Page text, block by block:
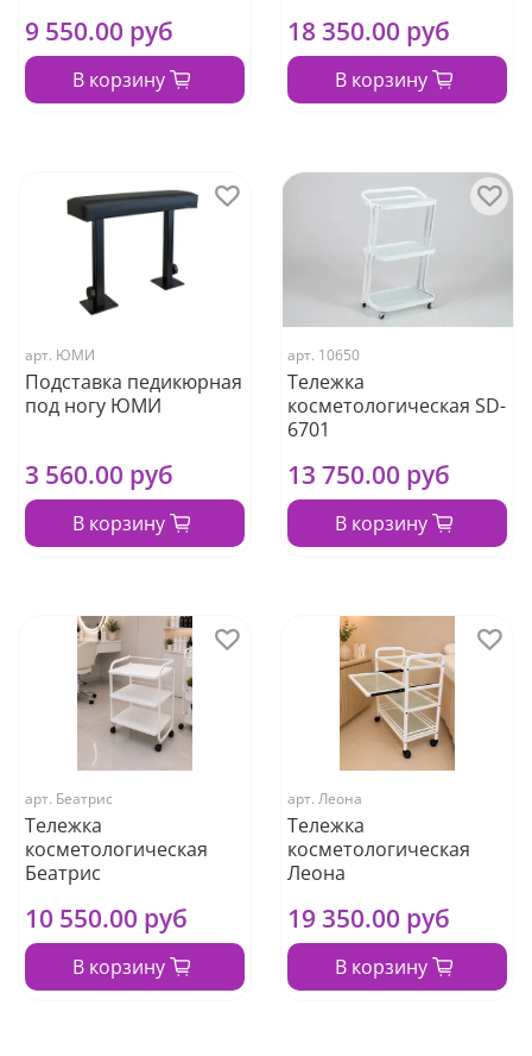
9 550.00 руб
В корзину
18 350.00 руб
В корзину
арт. ЮМИ
Подставка педикюрная
под ногу ЮМИ
3 560.00 руб
В корзину
арт. 10650
Тележка
косметологическая SD-
6701
13 750.00 руб
В корзину
арт. Беатрис
Тележка
косметологическая
Беатрис
10 550.00 руб
В корзину
арт. Леона
Тележка
косметологическая
Леона
19 350.00 руб
В корзину